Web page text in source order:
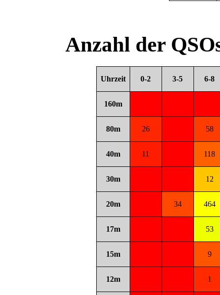
Anzahl der
Uhrzeit 0-2 3-5 6-8
160m
80m 26 58
40m 11 118
30m 12
20m 34 464
17m 53
15m 9
12m 1